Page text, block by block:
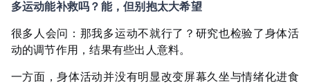
多运动能补救吗？能，但别抱太大希望
很多人会问：那我多运动不就行了？研究也检验了身体活
动的调节作用，结果有些出人意料。
一方面，身体活动并没有明显改变屏幕久坐与情绪化进食